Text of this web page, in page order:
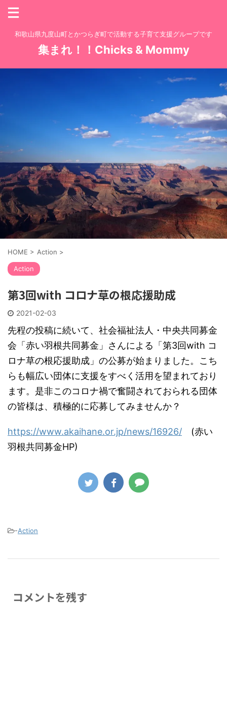
和歌山県九度山町とかつらぎ町で活動する子育て支援グループです
集まれ！！Chicks & Mommy
HOME > Action >
Action
第3回with コロナ草の根応援助成
2021-02-03
先程の投稿に続いて、社会福祉法人・中央共同募金
会「赤い羽根共同募金」さんによる「第3回with コ
ロナ草の根応援助成」の公募が始まりました。こち
らも幅広い団体に支援をすべく活用を望まれており
ます。是非このコロナ禍で奮闘されておられる団体
の皆様は、積極的に応募してみませんか？
https://www.akaihane.or.jp/news/16926/ (赤い
羽根共同募金HP)
-Action
コメントを残す